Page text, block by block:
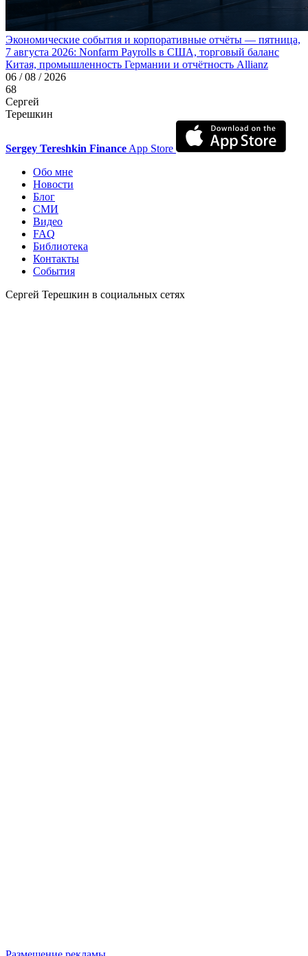
Экономические события и корпоративные отчёты — пятница,
7 августа 2026: Nonfarm Payrolls в США, торговый баланс
Китая, промышленность Германии и отчётность Allianz
06 / 08 / 2026
68
Сергей
Терешкин
Sergey Tereshkin Finance App Store
Обо мне
Новости
Блог
СМИ
Видео
FAQ
Библиотека
Контакты
События
Сергей Терешкин в социальных сетях